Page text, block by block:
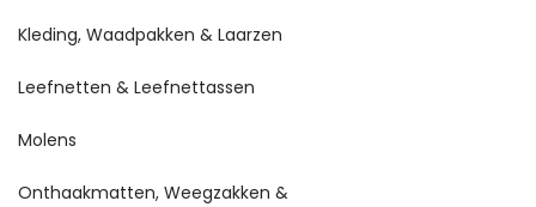
Kleding, Waadpakken & Laarzen
Leefnetten & Leefnettassen
Molens
Onthaakmatten, Weegzakken &